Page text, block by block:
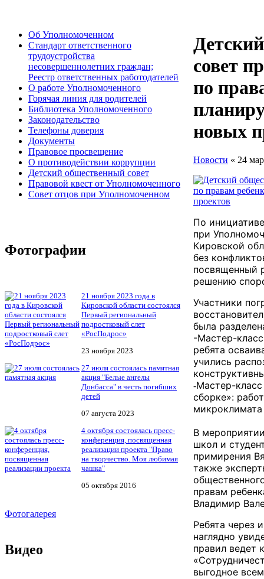
Об Уполномоченном
Стандарт ответственного
трудоустройства
несовершеннолетних граждан;
Реестр ответственных работодателей
О работе Уполномоченного
Горячая линия для родителей
Библиотека Уполномоченного
Законодательство
Телефоны доверия
Документы
Правовое просвещение
О противодействии коррупции
Детский общественный совет
Правовой квест от Уполномоченного
Совет отцов при Уполномоченном
Фотографии
21 ноября 2023 года в
Кировской области состоялся
Первый региональный
подростковый слет
«РосПодрос»
23 ноября 2023
27 июля состоялась памятная
акция "Белые ангелы
Донбасса" в честь погибших
детей
07 августа 2023
4 октября состоялась пресс-
конференция, посвященная
реализации проекта "Право
на творчество. Моя любимая
чашка"
05 октября 2016
Фотогалерея
Видео
совет
по
новых
Новости « 24
По
при
Кировской
без
посвященный
решению
​Участники
была
️​-Мастер-
ребята
учились
-️​Мастер-
сборке»:
микроклимата
В
школ и
примирения
также
правам
Владимир
​Ребята через
наглядно
правил ведет
выгодное